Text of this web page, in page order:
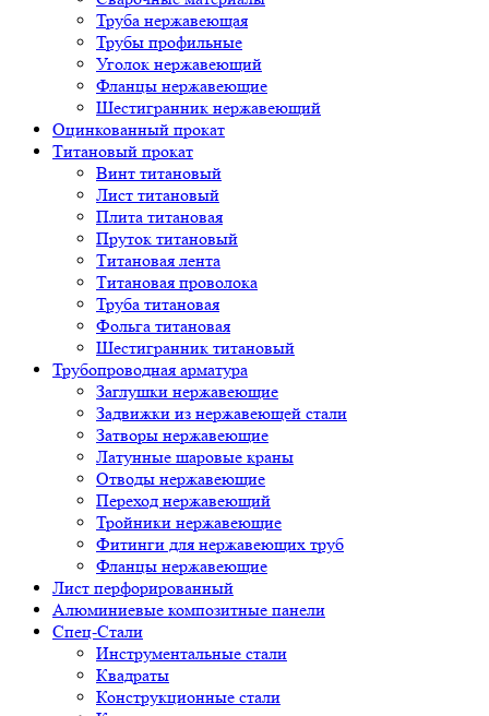
Труба нержавеющая
Трубы профильные
Уголок нержавеющий
Фланцы нержавеющие
Шестигранник нержавеющий
Оцинкованный прокат
Титановый прокат
Винт титановый
Лист титановый
Плита титановая
Пруток титановый
Титановая лента
Титановая проволока
Труба титановая
Фольга титановая
Шестигранник титановый
Трубопроводная арматура
Заглушки нержавеющие
Задвижки из нержавеющей стали
Затворы нержавеющие
Латунные шаровые краны
Отводы нержавеющие
Переход нержавеющий
Тройники нержавеющие
Фитинги для нержавеющих труб
Фланцы нержавеющие
Лист перфорированный
Алюминиевые композитные панели
Спец-Стали
Инструментальные стали
Квадраты
Конструкционные стали